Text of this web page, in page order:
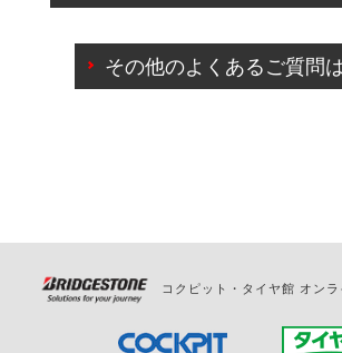
出来ないものもございます。
ご来店予約日の3営業日前を過ぎている
の日時変更につきましては、直接ご予
その他のよくあるご質問
コクピット・タイヤ館 オンラ